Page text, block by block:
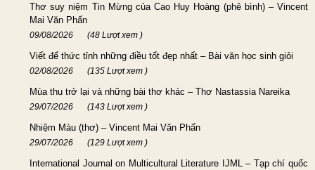
Thơ suy niệm Tin Mừng của Cao Huy Hoàng (phê bình) – Vincent
Mai Văn Phấn
09/08/2026 (48 Lượt xem )
Viết để thức tỉnh những điều tốt đẹp nhất – Bài văn học sinh giỏi
02/08/2026 (135 Lượt xem )
Mùa thu trở lại và những bài thơ khác – Thơ Nastassia Nareika
29/07/2026 (143 Lượt xem )
Nhiệm Màu (thơ) – Vincent Mai Văn Phấn
29/07/2026 (129 Lượt xem )
International Journal on Multicultural Literature IJML – Tạp chí quốc